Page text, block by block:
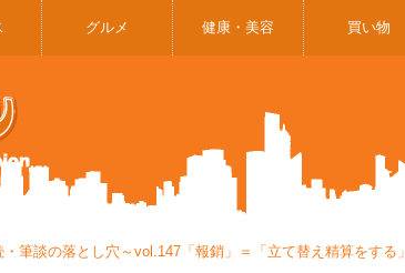
グルメ 健康・美容 買い物
・筆談の落とし穴～vol.147「報銷」＝「立て替え精算をする」